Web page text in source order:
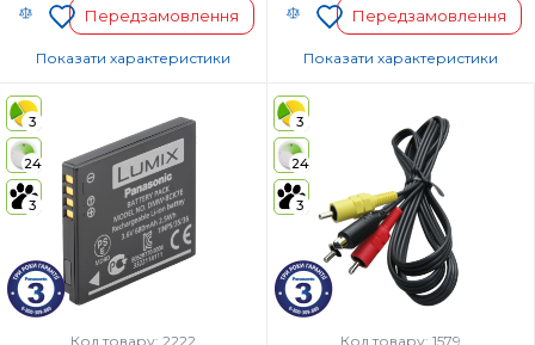
Передзамовлення
Країна-виробник товару:
Страна регистрации бренда:
Показати характеристики
Передзамовлення
Код УКТ ЗЕД:
Країна-виробник товару:
Страна регистрации бренда:
Показати характеристики
3
24
3
Код товару: 2222
3
24
3
Код товару: 1579